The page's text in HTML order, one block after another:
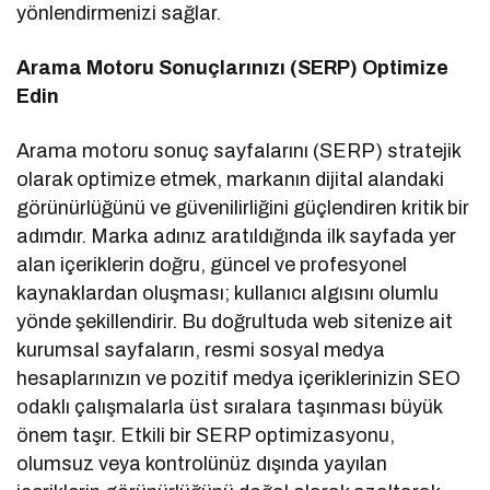
yönlendirmenizi sağlar.
Arama Motoru Sonuçlarınızı (SERP) Optimize
Edin
Arama motoru sonuç sayfalarını (SERP) stratejik
olarak optimize etmek, markanın dijital alandaki
görünürlüğünü ve güvenilirliğini güçlendiren kritik bir
adımdır. Marka adınız aratıldığında ilk sayfada yer
alan içeriklerin doğru, güncel ve profesyonel
kaynaklardan oluşması; kullanıcı algısını olumlu
yönde şekillendirir. Bu doğrultuda web sitenize ait
kurumsal sayfaların, resmi sosyal medya
hesaplarınızın ve pozitif medya içeriklerinizin SEO
odaklı çalışmalarla üst sıralara taşınması büyük
önem taşır. Etkili bir SERP optimizasyonu,
olumsuz veya kontrolünüz dışında yayılan